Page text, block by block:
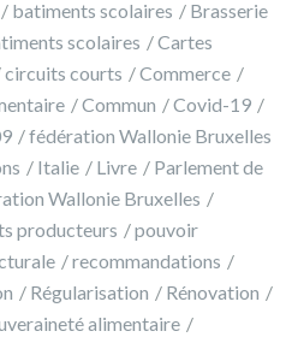
batiments scolaires
Brasserie
scolaires
Cartes
circuits courts
Commerce
Commun
Covid-19
fédération Wallonie Bruxelles
Italie Livre
Parlement de
Wallonie Bruxelles
producteurs
pouvoir
recommandations
Régularisation
Rénovation
alimentaire